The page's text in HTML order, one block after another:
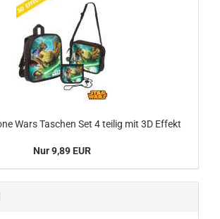
Wars Taschen Set 4 teilig mit 3D Effekt
Nur 9,89 EUR